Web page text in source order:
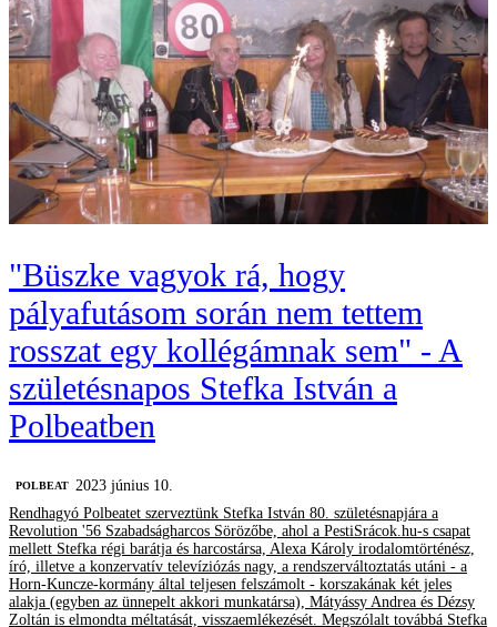
"Büszke vagyok rá, hogy
pályafutásom során nem tettem
rosszat egy kollégámnak sem" - A
születésnapos Stefka István a
Polbeatben
‎POLBEAT 2023 június 10.
Rendhagyó Polbeatet szerveztünk Stefka István 80. születésnapjára a
Revolution '56 Szabadságharcos Sörözőbe, ahol a PestiSrácok.hu-s csapat
mellett Stefka régi barátja és harcostársa, Alexa Károly irodalomtörténész,
író, illetve a konzervatív televíziózás nagy, a rendszerváltoztatás utáni - a
Horn-Kuncze-kormány által teljesen felszámolt - korszakának két jeles
alakja (egyben az ünnepelt akkori munkatársa), Mátyássy Andrea és Dézsy
Zoltán is elmondta méltatását, visszaemlékezését. Megszólalt továbbá Stefka